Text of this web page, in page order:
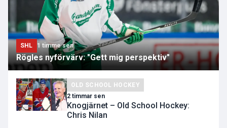
SHL 1 timme sen
Rögles nyförvärv: "Gett mig perspektiv"
OLD SCHOOL HOCKEY
2 timmar sen
Knogjärnet – Old School Hockey:
Chris Nilan